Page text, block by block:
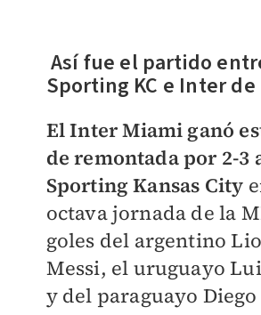
Así fue el partido
Sporting KC e Inter de
El Inter Miami ganó
de remontada por 2-3
Sporting Kansas City
octava jornada de la
goles del argentino
Messi, el uruguayo
y del paraguayo Diego